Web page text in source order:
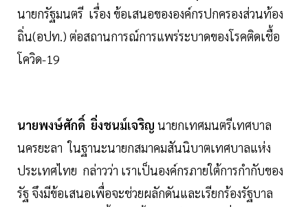
นายกรัฐมนตรี เรื่อง ข้อเสนอขององค์กรปกครองส่วนท้อง
ถิ่น(อปท.) ต่อสถานการณ์การแพร่ระบาดของโรคติดเชื้อ
โควิด-19
นายพงษ์ศักดิ์ ยิ่งชนม์เจริญ นายกเทศมนตรีเทศบาล
นครยะลา ในฐานะนายกสมาคมสันนิบาตเทศบาลแห่ง
ประเทศไทย กล่าวว่า เราเป็นองค์กรภายใต้การกำกับของ
รัฐ จึงมีข้อเสนอเพื่อจะช่วยผลักดันและเรียกร้องรัฐบาล